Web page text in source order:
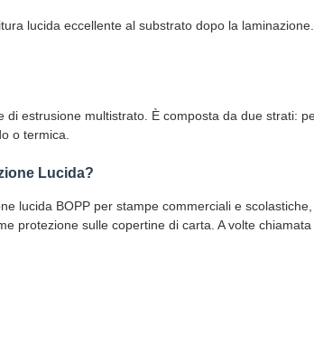
lucida eccellente al substrato dopo la
estrusione multistrato. È composta da due strati:
o termica.
Lucida?
lucida BOPP per stampe commerciali e
protezione sulle copertine di carta. A volte